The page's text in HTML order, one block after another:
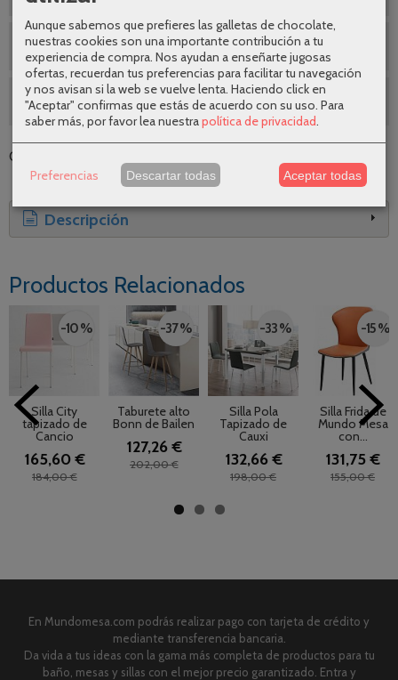
Envíos gratuitos
SEGUNDAS REBAJAS AGOSTO
Categoría:
Descripción
Productos Relacionados
-10 %
Silla City
tapizado de
Cancio
165,60 €
184,00 €
-37 %
Taburete alto
Bonn de Bailen
127,26 €
202,00 €
-33 %
Silla Pola
Tapizado de
Cauxi
132,66 €
198,00 €
-15 %
Silla Frida de
Mundo Mesa
con...
131,75 €
155,00 €
En Mundomesa.com podrás realizar pago con tarjeta de crédito y
mediante transferencia bancaria.
Da vida a tus ideas con la gama más completa de productos para tu
baño, mesas y sillas con el mejor precio garantizado. Entra y
Aunque sabemos que prefieres las galletas de chocolate,
nuestras cookies son una importante contribución a tu
experiencia de compra. Nos ayudan a enseñarte jugosas
ofertas, recuerdan tus preferencias para facilitar tu navegación
y nos avisan si la web se vuelve lenta. Haciendo click en
"Aceptar" confirmas que estás de acuerdo con su uso. Para
saber más, por favor lea nuestrapolítica de privacidad.
Preferencias Descartar todas Aceptar todas